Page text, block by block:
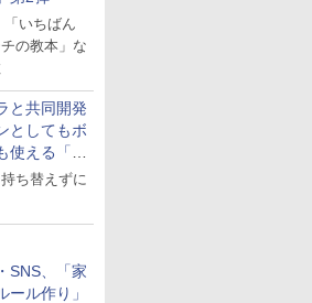
「いちばん
の教本」な
と共同開発
としてもボ
使える「ス
イ」発売
ち替えずに
SNS、「家
ール作り」